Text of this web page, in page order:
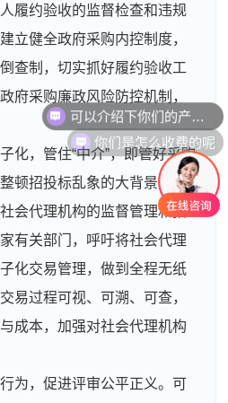
履约验收的监督检查和违规
立健全政府采购内控制度，
查制，切实抓好履约验收工
府采购廉政风险防控机制，
化，管住“中介”，即管好采购
顿招投标乱象的大背景下，
会代理机构的监督管理和指
有关部门，呼吁将社会代理
化交易管理，做到全程无纸
易过程可视、可溯、可查，
成本，加强对社会代理机构
为，促进评审公平正义。可
你们是怎么收费的呢